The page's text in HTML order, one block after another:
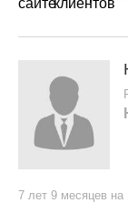
7 лет 9 месяцев на